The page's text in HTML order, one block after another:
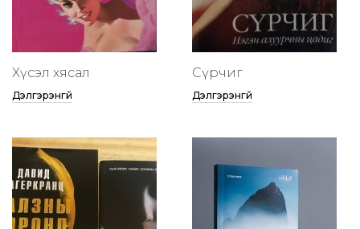
Хүсэл хясал
Дэлгэрэнгүй
Сүрчиг
Дэлгэрэнгүй